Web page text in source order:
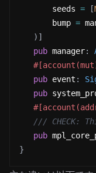
       seeds
= [
       bump
=
) ]
pub manager:
pub event :
pub
/// CHECK:
pub
}